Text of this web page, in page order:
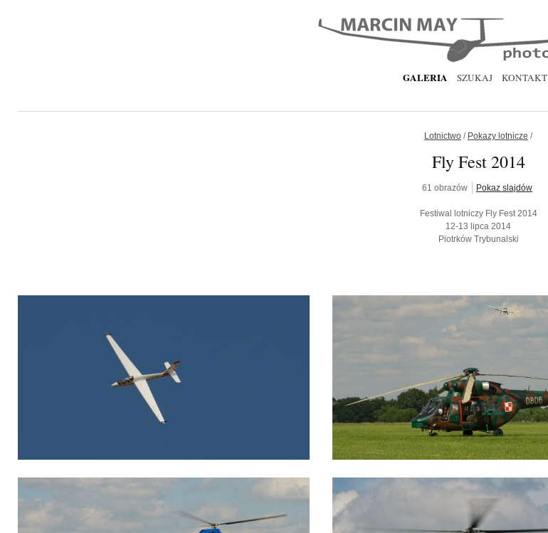
GALERIA SZUKAJ KONTAKT
Lotnictwo / Pokazy lotnicze /
Fly Fest 2014
61 obrazów Pokaz slajdów
Festiwal lotniczy Fly Fest 2014
12-13 lipca 2014
Piotrków Trybunalski